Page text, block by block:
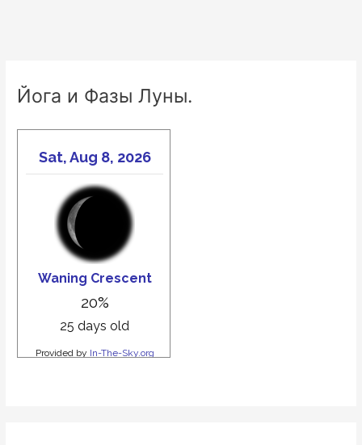
Йога и Фазы Луны.